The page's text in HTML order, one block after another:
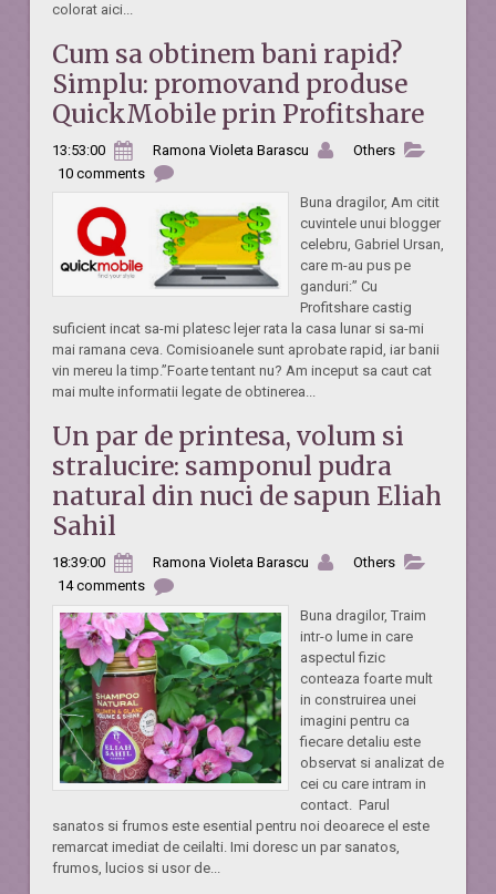
colorat aici...
Cum sa obtinem bani rapid?
Simplu: promovand produse
QuickMobile prin Profitshare
13:53:00 Ramona Violeta Barascu
Others
10 comments
Buna dragilor, Am citit
cuvintele unui blogger
celebru, Gabriel Ursan,
care m-au pus pe
ganduri:” Cu
Profitshare castig
suficient incat sa-mi platesc lejer rata la casa lunar si sa-mi
mai ramana ceva. Comisioanele sunt aprobate rapid, iar banii
vin mereu la timp.”Foarte tentant nu? Am inceput sa caut cat
mai multe informatii legate de obtinerea...
Un par de printesa, volum si
stralucire: samponul pudra
natural din nuci de sapun Eliah
Sahil
18:39:00 Ramona Violeta Barascu
Others
14 comments
Buna dragilor, Traim
intr-o lume in care
aspectul fizic
conteaza foarte mult
in construirea unei
imagini pentru ca
fiecare detaliu este
observat si analizat de
cei cu care intram in
contact. Parul
sanatos si frumos este esential pentru noi deoarece el este
remarcat imediat de ceilalti. Imi doresc un par sanatos,
frumos, lucios si usor de...